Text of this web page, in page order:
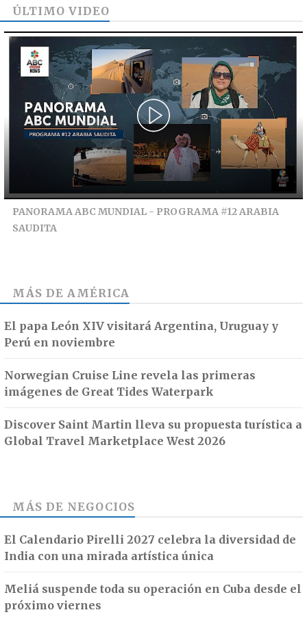
ÚLTIMO VIDEO
PANORAMA ABC MUNDIAL - PROGRAMA #12 ARABIA
SAUDITA
MÁS DE AMÉRICA
El papa León XIV visitará Argentina, Uruguay y
Perú en noviembre
Norwegian Cruise Line revela las primeras
imágenes de Great Tides Waterpark
Discover Saint Martin lleva su propuesta turística a
Global Travel Marketplace West 2026
MÁS DE NEGOCIOS
El Calendario Pirelli 2027 celebra la diversidad de
India con una mirada artística única
Meliá suspende toda su operación en Cuba desde el
próximo viernes